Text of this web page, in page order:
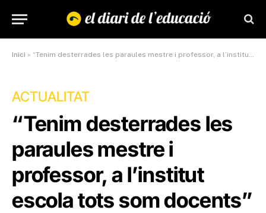
Inici » “Tenim desterrades les paraules mestre i professor, a l’institut escola tots som docents”
ACTUALITAT
“Tenim desterrades les
paraules mestre i
professor, a l’institut
escola tots som docents”